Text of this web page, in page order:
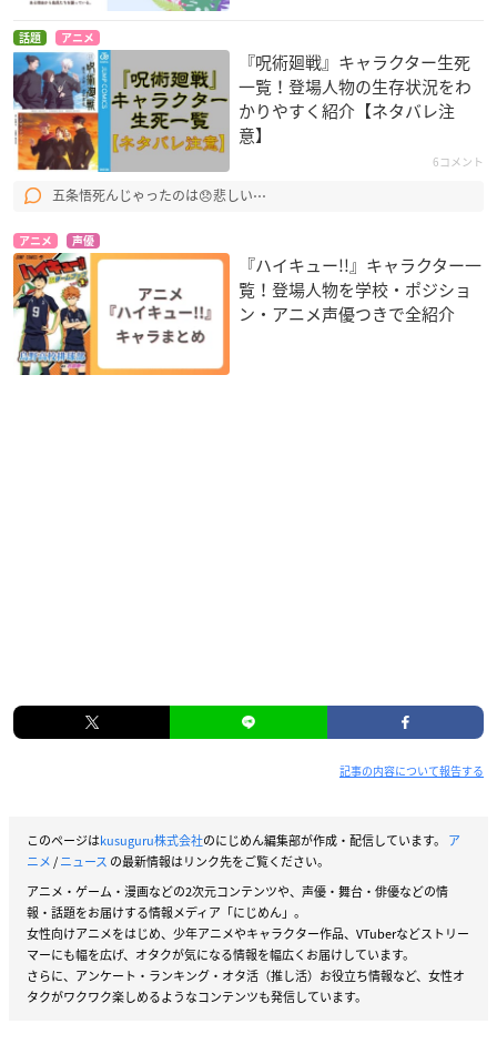
話題 アニメ
『呪術廻戦』キャラクター生死
一覧！登場人物の生存状況をわ
かりやすく紹介【ネタバレ注
意】
6コメント
五条悟死んじゃったのは😞悲しい⋯
アニメ 声優
『ハイキュー!!』キャラクター一
覧！登場人物を学校・ポジショ
ン・アニメ声優つきで全紹介
記事の内容について報告する
このページはkusuguru株式会社のにじめん編集部が作成・配信しています。 ア
ニメ/ニュース の最新情報はリンク先をご覧ください。
アニメ・ゲーム・漫画などの2次元コンテンツや、声優・舞台・俳優などの情
報・話題をお届けする情報メディア「にじめん」。
女性向けアニメをはじめ、少年アニメやキャラクター作品、VTuberなどストリー
マーにも幅を広げ、オタクが気になる情報を幅広くお届けしています。
さらに、アンケート・ランキング・オタ活（推し活）お役立ち情報など、女性オ
タクがワクワク楽しめるようなコンテンツも発信しています。